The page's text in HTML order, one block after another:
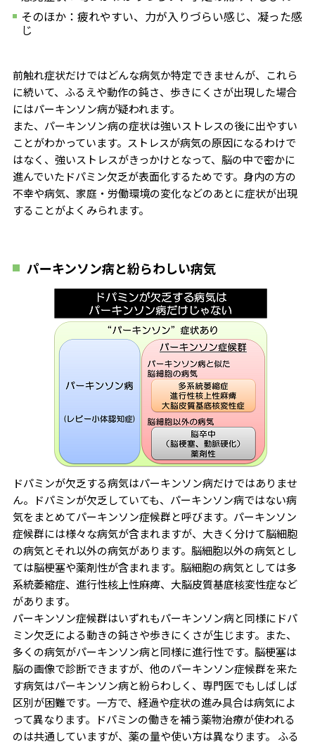
そのほか：疲れやすい、力が入りづらい感じ、凝った感
じ
前触れ症状だけではどんな病気か特定できませんが、これら
に続いて、ふるえや動作の鈍さ、歩きにくさが出現した場合
にはパーキンソン病が疑われます。
また、パーキンソン病の症状は強いストレスの後に出やすい
ことがわかっています。ストレスが病気の原因になるわけで
はなく、強いストレスがきっかけとなって、脳の中で密かに
進んでいたドパミン欠乏が表面化するためです。身内の方の
不幸や病気、家庭・労働環境の変化などのあとに症状が出現
することがよくみられます。
パーキンソン病と紛らわしい病気
ドパミンが欠乏する病気はパーキンソン病だけではありませ
ん。ドパミンが欠乏していても、パーキンソン病ではない病
気をまとめてパーキンソン症候群と呼びます。パーキンソン
症候群には様々な病気が含まれますが、大きく分けて脳細胞
の病気とそれ以外の病気があります。脳細胞以外の病気とし
ては脳梗塞や薬剤性が含まれます。脳細胞の病気としては多
系統萎縮症、進行性核上性麻痺、大脳皮質基底核変性症など
があります。
パーキンソン症候群はいずれもパーキンソン病と同様にドパ
ミン欠乏による動きの鈍さや歩きにくさが生じます。また、
多くの病気がパーキンソン病と同様に進行性です。脳梗塞は
脳の画像で診断できますが、他のパーキンソン症候群を来た
す病気はパーキンソン病と紛らわしく、専門医でもしばしば
区別が困難です。一方で、経過や症状の進み具合は病気によ
って異なります。ドパミンの働きを補う薬物治療が使われる
のは共通していますが、薬の量や使い方は異なります。 ふる